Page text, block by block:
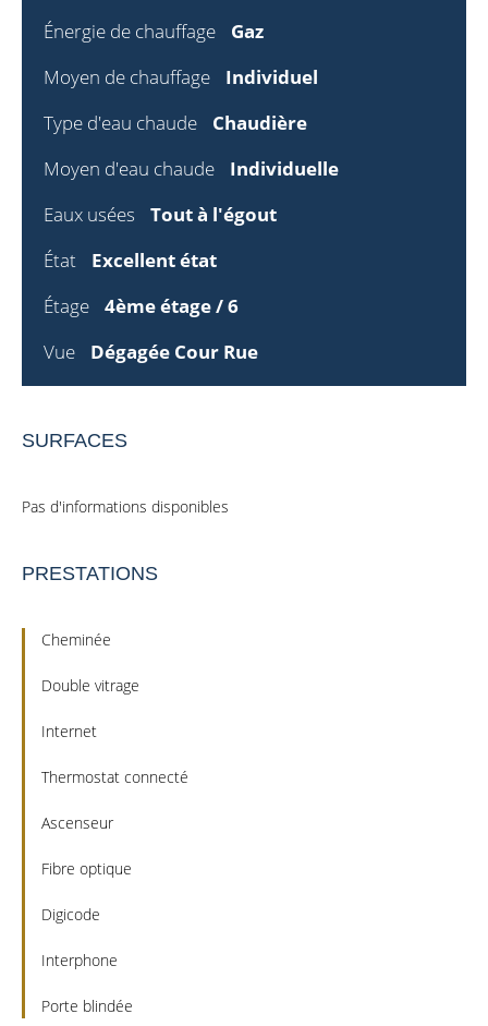
Énergie de chauffage
Gaz
Moyen de chauffage
Individuel
Type d'eau chaude
Chaudière
Moyen d'eau chaude
Individuelle
Eaux usées
Tout à l'égout
État
Excellent état
Étage
4ème étage / 6
Vue
Dégagée Cour Rue
SURFACES
Pas d'informations disponibles
PRESTATIONS
Cheminée
Double vitrage
Internet
Thermostat connecté
Ascenseur
Fibre optique
Digicode
Interphone
Porte blindée